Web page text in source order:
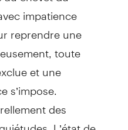
impatience
reprendre une
toute
et une
s’impose.
des
L’état de